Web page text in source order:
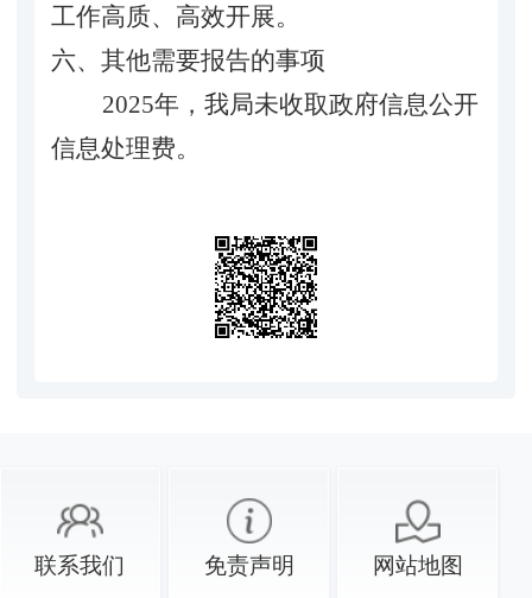
工作高质、高效开展。
六、其他需要报告的事项
2025年，我局未收取政府信息公开
信息处理费。
联系我们 免责声明 网站地图